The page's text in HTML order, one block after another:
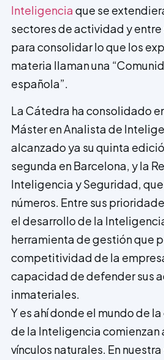
Inteligenciaque se
sectores de actividad y
para consolidar lo que los
materia llaman una
española”.
La Cátedra ha consolidado
Máster en Analista de
alcanzado ya su quinta
segunda en Barcelona, y la
Inteligencia y Seguridad,
números. Entre sus
el desarrollo de la
herramienta de gestión que
competitividad de la
capacidad de defender sus
inmateriales.
Y es ahí donde el mundo de
de la Inteligencia comienzan
vínculos naturales. En